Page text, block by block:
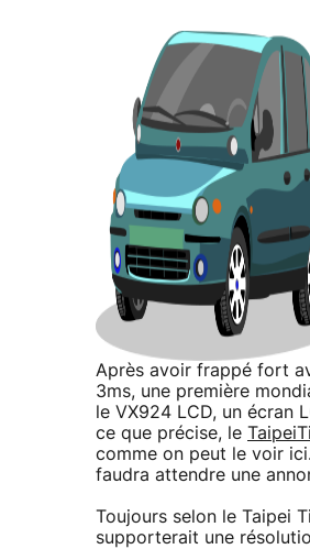
Après avoir frappé fort
3ms, une première
le VX924 LCD, un écran
ce que précise, le
comme on peut le voir
faudra attendre une
Toujours selon le Taipei
supporterait une